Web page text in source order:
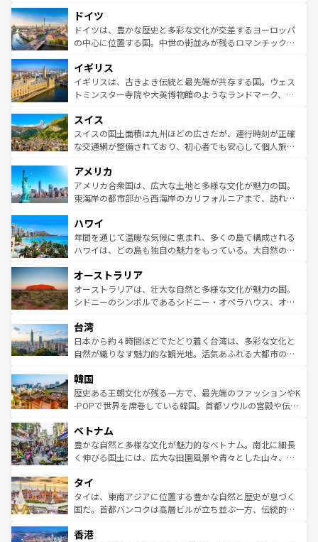
せる。地方によって風土や気候が異なるスペインはその個
性で訪れる人を魅了する。 なお、新着のスペイン情報は コ
ンテンツ一覧を参照してほしい。
で、幅広い魅力が詰まっている。華麗な宮殿、歴史的な大
聖堂、美しいビーチ、そして豊かな自然が、訪れる者を心
から魅了する。また、フランスは美食の国としても知ら
いる。シャンパンの発祥地であるランス、プロヴァンスの
香り高いラベンダー畑など、多彩な楽しみ方が可能だ。さ
らに、パリ以外の地域にも魅力が溢れており、どの街角に
れる地方に足を運ぶとそれぞれで全く異なる文化を体験で
きるだろう。 なお、新着のフランス情報はコンテンツ一覧
を参照してほしい。
ドイツ
ドイツは、豊かな歴史と多彩な文化が交差するヨーロッパ
の中心に位置する国。中世の街並みが残るロマンチック街
顔を持つこの国は、どこを歩いても飽きることがない。ベ
ルリンの文化的活気、バイエルン州のアルプスの絶景、そ
してライン川沿いのワイン畑といった風景は必見。ビール
は、お酒好きな人にはぜひ体験してほしい。 なお、新着の
ドイツ情報はコンテンツ一覧を参照してほしい。
イギリス
イギリスは、古きよき伝統と最先端が共存する国。ウェス
トミンスター寺院や大英博物館のようなランドマーク、歴
リアごとに異なる魅力がある。また、優雅なアフタヌーン
ティー、ビール好きにはたまらない英国パブ、サッカー観
戦など、本場だからこそできる体験も豊富。イギリスを旅
ンツ一覧を参照してほしい。
スイス
スイスの国土面積は九州ほどの広さだが、運行時刻が正確
な交通網が整備されており、初心者でも安心して個人旅行
の建物がそのまま残る町や、スイスならではのユニークな
博物館もあり、アルプス観光だけでなく町歩きも満喫する
ことができる。国民の所得が高いため物価も高いが、旅行
ば市内交通費無料で観光を楽しむこともできる。 なお、新
着のスイス情報はコンテンツ一覧 を参照してほしい。
アメリカ
アメリカ合衆国は、広大な土地と多様な文化が魅力の国。
東海岸の都市部から西海岸のカリフォルニアまで、訪れる
のような巨大都市は、観光、ショッピング、エンターテイ
ンメントが詰まった刺激的なスポットだ。一方、アメリカ
西部には大自然が広がり、グランドキャニオンやイエロー
部のニューオーリンズでは、音楽と美食が融合した独特の
文化が魅力。旅行者はアメリカの各地域で異なる魅力を楽
しみながら、その多様性と豊かな歴史を感じることができ
ならではの贅沢な旅のスタイルだ。 なお、新着のアメリカ
情報はコンテンツ一覧を参照してほしい。
ハワイ
年間を通じて温暖な気候に恵まれ、多くの島で構成される
ハワイは、どの島も独自の魅力をもっている。大自然の神
ワイ島は見逃せない。また、定番の観光地といえばオアフ
島だが、静かな自然を求めるならマウイ島やカウアイ島が
おすすめ。エメラルドグリーンに輝く海をはじめ、豊かな
れるおもてなしの心で訪れる人々を迎えてくれるハワイの
人々、おいしいローカルフードやハワイアンミュージッ
ク、伝統的なフラダンスなど、すべてがハワイの魅力を彩
ワイを、存分に味わってほしい。 なお、新着のハワイ情報
はコンテンツ一覧を参照してほしい。
オーストラリア
オーストラリアは、壮大な自然と多様な文化が魅力の国。
シドニーのシンボルであるシドニー・オペラハウス、オー
リアリーフや大陸中央部にそびえるウルル（エアーズロッ
ク）、タスマニアの美しい原生林やケアンズの熱帯雨林な
ど、見どころがたくさん。また、カフェやワイン、オージ
いる。アクティビティも充実しており、サーフィンやダイ
ビング、ハイキングなど、アウトドア好きにはたまらな
い。オーストラリアの多彩な魅力を存分に味わいつくそ
参照してほしい。
台湾
日本から約４時間ほどでたどり着く台湾は、多彩な文化と
自然が織りなす魅力的な観光地。活気あふれる大都市の台
ン）、静ひつな山岳地帯である台湾東部など、都市の喧騒
と山間の静けさが共存しており、訪れる人に新しい発見と
驚きをもたらしてくれる。また、奥深い台湾の食文化も魅
容にもいいと評判のスイーツなど、バラエティ豊かな料理
が味わえる。 なお、新着の台湾情報は コンテンツ一覧を参
照してほしい。
韓国
歴史ある王朝文化が残る一方で、最先端のファッションやK
-POPで世界を席巻している韓国。首都ソウルの宮殿や伝統
き、地方に足を延ばせば四季折々の自然美を楽しむことが
できる。そして、キムチや焼肉、絶品のストリートフード
まで、さまざまな韓国料理が待っている。夜には、韓国な
リティに包まれながら、韓国の多彩な魅力を心ゆくまで味
わってみてほしい。 なお、新着の韓国情報はコンテンツ一
覧を参照してほしい。
ベトナム
豊かな自然と多様な文化が魅力的なベトナム。南北に細長
く伸びる国土には、広大な田園風景や青々とした山々、世
急速な発展と共に伝統が息づく。ハノイの古い町並みやホ
ーチミン市のフランス統治時代の建物も、独特の雰囲気を
醸し出している。また、バラエティの豊かさとおいしさで
とつ。フォーやバインミー、ベトナムコーヒーなどは、ぜ
タイ
タイは、東南アジアに位置する豊かな自然と歴史が息づく
国だ。首都バンコクは高層ビルが立ち並ぶ一方、伝統的な
の活気が交差している。北部ではチェンマイなどの山岳地
香港